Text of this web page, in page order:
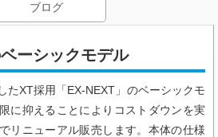
ブログ
ーシックモデル
たXT採用「EX-NEXT」のベーシックモ
に抑えることによりコストダウンを実
リニューアル販売します。本体の仕様